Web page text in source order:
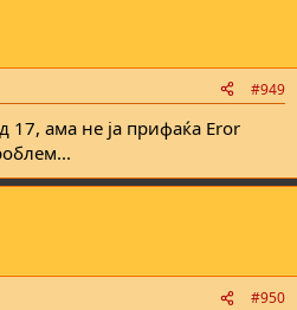
#949
ама не ја прифаќа Eror
#950